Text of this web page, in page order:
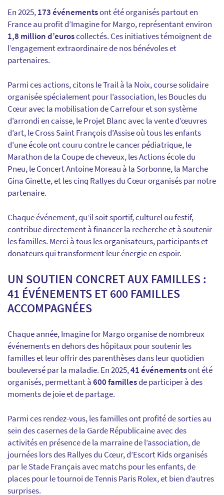
En 2025,173 événementsont été organisés partout en
France au profit d’Imagine for Margo, représentant environ
1,8 million d’euroscollectés. Ces initiatives témoignent de
l’engagement extraordinaire de nos bénévoles et
partenaires.
Parmi ces actions, citons le Trail à la Noix, course solidaire
organisée spécialement pour l’association, les Boucles du
Cœur avec la mobilisation de Carrefour et son système
d’arrondi en caisse, le Projet Blanc avec la vente d’œuvres
d’art, le Cross Saint François d’Assise où tous les enfants
d’une école ont couru contre le cancer pédiatrique, le
Marathon de la Coupe de cheveux, les Actions école du
Pneu, le Concert Antoine Moreau à la Sorbonne, la Marche
Gina Ginette, et les cinq Rallyes du Cœur organisés par notre
partenaire.
Chaque événement, qu’il soit sportif, culturel ou festif,
contribue directement à financer la recherche et à soutenir
les familles. Merci à tous les organisateurs, participants et
donateurs qui transforment leur énergie en espoir.
UN SOUTIEN CONCRET AUX FAMILLES :
41 ÉVÉNEMENTS ET 600 FAMILLES
ACCOMPAGNÉES
Chaque année, Imagine for Margo organise de nombreux
événements en dehors des hôpitaux pour soutenir les
familles et leur offrir des parenthèses dans leur quotidien
bouleversé par la maladie. En 2025,41 événementsont été
organisés, permettant à600 famillesde participer à des
moments de joie et de partage.
Parmi ces rendez-vous, les familles ont profité de sorties au
sein des casernes de la Garde Républicaine avec des
activités en présence de la marraine de l’association, de
journées lors des Rallyes du Cœur, d’Escort Kids organisés
par le Stade Français avec matchs pour les enfants, de
places pour le tournoi de Tennis Paris Rolex, et bien d’autres
surprises.